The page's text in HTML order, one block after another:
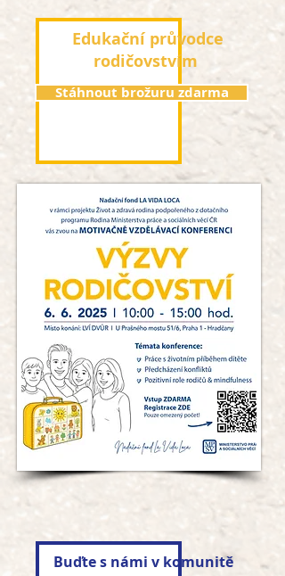
Edukační průvodce
rodičovstvím
Stáhnout brožuru zdarma
Buďte s námi v komunitě